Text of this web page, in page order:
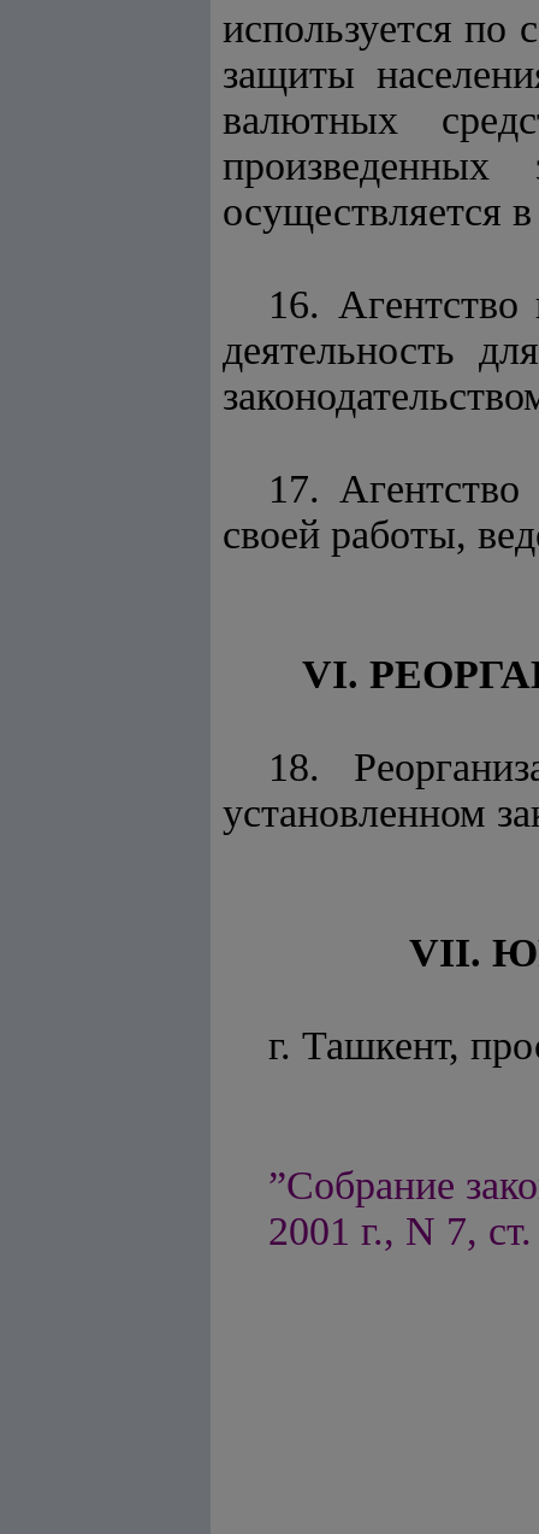
используется по
защиты
валютных
осуществляется
16.
деятельность
17. Агентство
своей работы,
VI.
18.
установленном
VII.
г. Ташкент,
”Собрание
2001 г., N 7,